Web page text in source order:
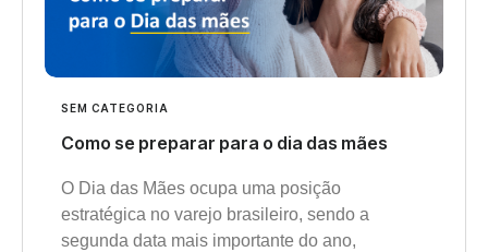
SEM CATEGORIA
Como se preparar para o dia das mães
O Dia das Mães ocupa uma posição
estratégica no varejo brasileiro, sendo a
segunda data mais importante do ano,